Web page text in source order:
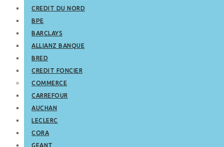
CREDIT DU NORD
BPE
BARCLAYS
ALLIANZ BANQUE
BRED
CREDIT FONCIER
COMMERCE
CARREFOUR
AUCHAN
LECLERC
CORA
GEANT